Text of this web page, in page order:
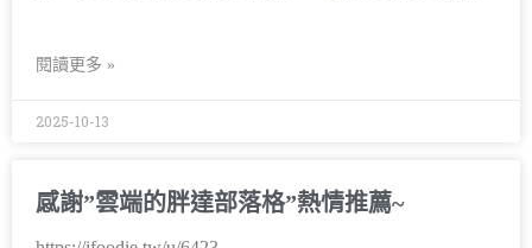
閱讀更多 »
2025-10-13
感謝”雲端的胖達部落格”熱情推薦~